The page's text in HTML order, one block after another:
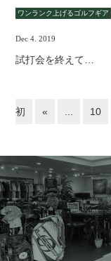
ワンランク上げるゴルフギア
Dec 4. 2019
試打会を終えて…
初
« 10